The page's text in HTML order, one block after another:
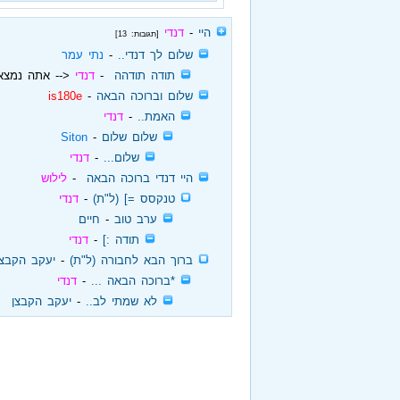
היי ‏ - ‏ דנדי [תגובות: 13]
שלום לך דנדי.. ‏ - ‏ נתי עמר
תודה תודהה ‏ - ‏ דנדי <-- אתה
שלום וברוכה הבאה ‏ - ‏
is180e
האמת.. ‏ - ‏ דנדי
שלום שלום ‏ - ‏
Siton
שלום... ‏ - ‏ דנדי
היי דנדי ברוכה הבאה ‏ - ‏ לילוש
טנקסס =] (ל"ת) ‏ - ‏ דנדי
ערב טוב ‏ - ‏ חיים
תודה :] ‏ - ‏ דנדי
ברוך הבא לחבורה (ל"ת) ‏ - ‏ יעקב
*ברוכה הבאה ... ‏ - ‏ דנדי
לא שמתי לב.. ‏ - ‏ יעקב הקבצן